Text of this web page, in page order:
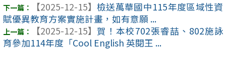
【2025-12-15】 檢送萬華國中115年度區域性資
賦優異教育方案實施計畫，如有意願 ...
【2025-12-15】 賀！本校702張睿喆、802施詠
育參加114年度「Cool English 英閱王 ...